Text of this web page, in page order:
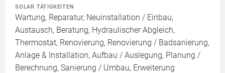
SOLAR TÄTIGKEITEN
Wartung, Reparatur, Neuinstallation / Einbau,
Austausch, Beratung, Hydraulischer Abgleich,
Thermostat, Renovierung, Renovierung / Badsanierung,
Anlage & Installation, Aufbau / Auslegung, Planung /
Berechnung, Sanierung / Umbau, Erweiterung